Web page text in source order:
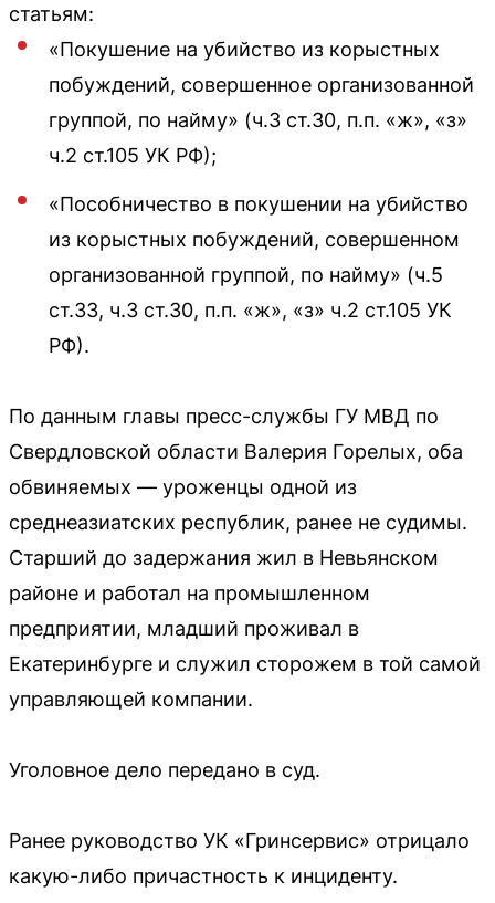
статьям:
«Покушение на убийство из корыстных
побуждений, совершенное организованной
группой, по найму» (ч.3 ст.30, п.п. «ж», «з»
ч.2 ст.105 УК РФ);
«Пособничество в покушении на убийство
из корыстных побуждений, совершенном
организованной группой, по найму» (ч.5
ст.33, ч.3 ст.30, п.п. «ж», «з» ч.2 ст.105 УК
РФ).
По данным главы пресс-службы ГУ МВД по
Свердловской области Валерия Горелых, оба
обвиняемых — уроженцы одной из
среднеазиатских республик, ранее не судимы.
Старший до задержания жил в Невьянском
районе и работал на промышленном
предприятии, младший проживал в
Екатеринбурге и служил сторожем в той самой
управляющей компании.
Уголовное дело передано в суд.
Ранее руководство УК «Гринсервис» отрицало
какую-либо причастность к инциденту.